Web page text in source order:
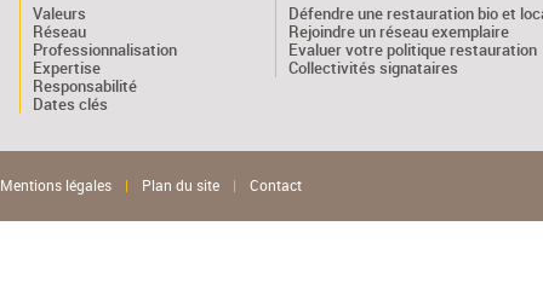
Valeurs
Réseau
Professionnalisation
Expertise
Responsabilité
Dates clés
Défendre une restauration bio et
Rejoindre un réseau exemplaire
Evaluer votre politique restauration
Collectivités signataires
Mentions légales | Plan du site | Contact